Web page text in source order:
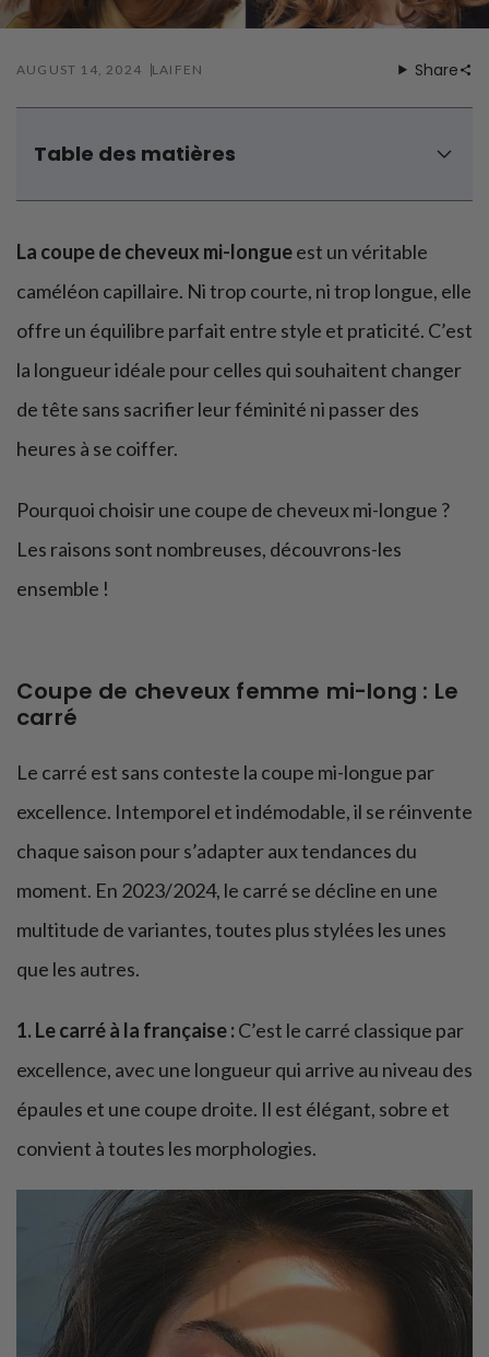
Soins préventifs
AUGUST 14, 2024 LAIFEN Share
Table des matières
Quelle est la différence entre une coupe de cheveux mi-
La coupe de cheveux mi-longue convient-elle à tous les
âges ?
Quelle coupe de cheveux mi-longue choisir si j'ai 50 ans
Quelle coupe de cheveux mi-longue choisir si je porte
des lunettes ?
Quelles sont les tendances coupes de cheveux mi-
La coupe de cheveux mi-longueest un véritable
caméléon capillaire. Ni trop courte, ni trop longue, elle
offre un équilibre parfait entre style et praticité. C’est
la longueur idéale pour celles qui souhaitent changer
de tête sans sacrifier leur féminité ni passer des
heures à se coiffer.
Pourquoi choisir une coupe de cheveux mi-longue ?
Les raisons sont nombreuses, découvrons-les
ensemble !
Coupe de cheveux femme mi-long : Le
carré
Le carré est sans conteste la coupe mi-longue par
excellence. Intemporel et indémodable, il se réinvente
chaque saison pour s’adapter aux tendances du
moment. En 2023/2024, le carré se décline en une
multitude de variantes, toutes plus stylées les unes
que les autres.
1. Le carré à la française :C’est le carré classique par
excellence, avec une longueur qui arrive au niveau des
épaules et une coupe droite. Il est élégant, sobre et
convient à toutes les morphologies.